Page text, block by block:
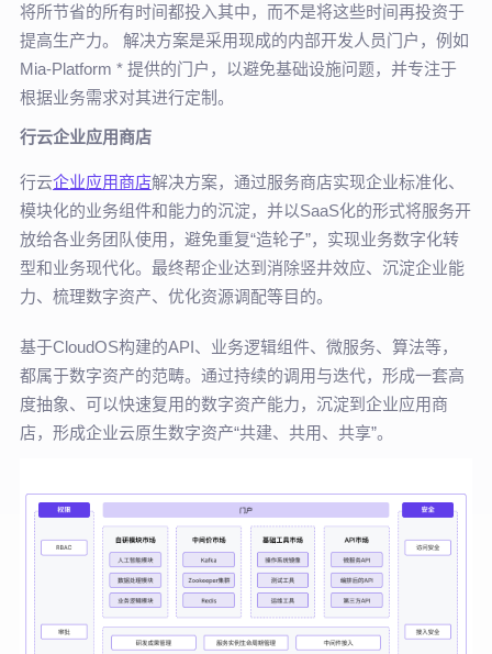
将所节省的所有时间都投入其中，而不是将这些时间再投资于
提高生产力。 解决方案是采用现成的内部开发人员门户，例如
Mia-Platform * 提供的门户，以避免基础设施问题，并专注于
根据业务需求对其进行定制。
行云企业应用商店
行云企业应用商店解决方案，通过服务商店实现企业标准化、
模块化的业务组件和能力的沉淀，并以SaaS化的形式将服务开
放给各业务团队使用，避免重复“造轮子”，实现业务数字化转
型和业务现代化。最终帮企业达到消除竖井效应、沉淀企业能
力、梳理数字资产、优化资源调配等目的。
基于CloudOS构建的API、业务逻辑组件、微服务、算法等，
都属于数字资产的范畴。通过持续的调用与迭代，形成一套高
度抽象、可以快速复用的数字资产能力，沉淀到企业应用商
店，形成企业云原生数字资产“共建、共用、共享”。